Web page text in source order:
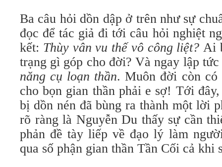
Ba câu hỏi dồn dập ở trên như sự
đọc để tác giả đi tới câu hỏi nghiệt
kết: Thùy vân vu thế vô công liệt?Ai
trạng gì góp cho đời? Và ngay lập
năng cụ loạn thần. Muôn đời còn có
cho bọn gian thần phải e sợ! Tới
bị dồn nén đã bùng ra thành một lời
rõ ràng là Nguyễn Du thấy sự cần
phản đề tày liếp về đạo lý làm
qua số phận gian thần Tần Cối cả khi